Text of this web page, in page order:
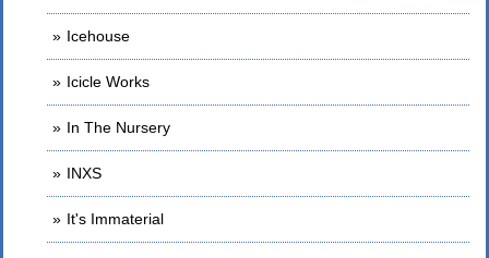
Icehouse
Icicle Works
In The Nursery
INXS
It's Immaterial